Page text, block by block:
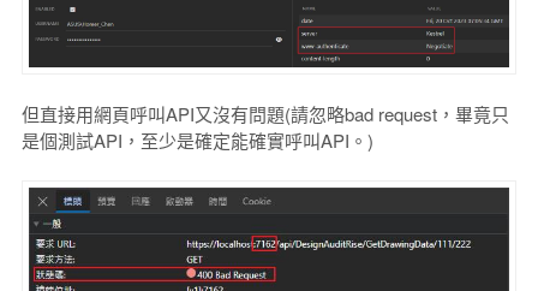
但直接用網頁呼叫API又沒有問題(請忽略bad request，畢竟只
是個測試API，至少是確定能確實呼叫API。)